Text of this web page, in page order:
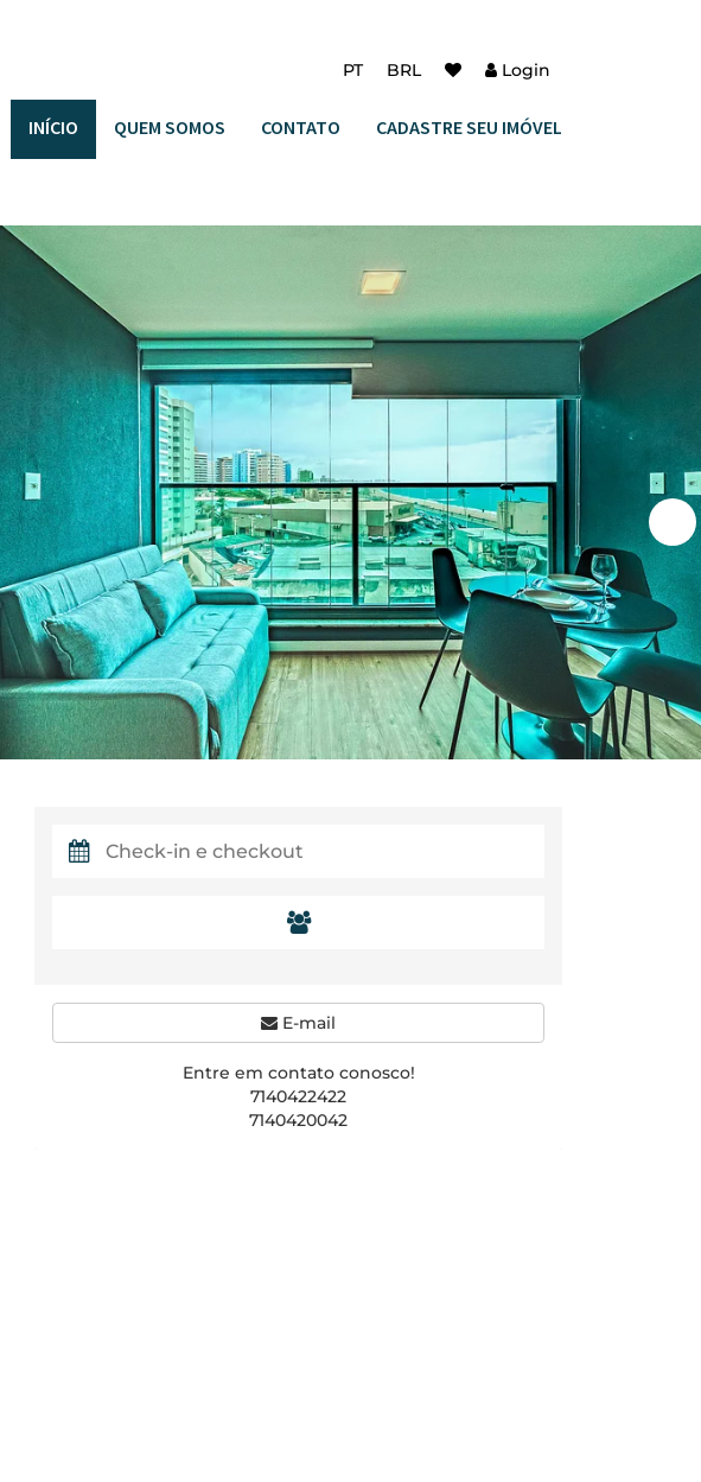
PT BRL Login
INÍCIO QUEM SOMOS CONTATO CADASTRE SEU IMÓVEL
E-mail
Entre em contato conosco!
7140422422
7140420042